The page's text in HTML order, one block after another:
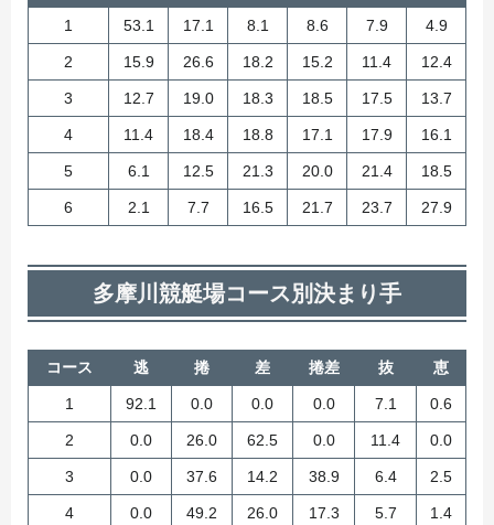
1 53.1 17.1 8.1 8.6 7.9 4.9
2 15.9 26.6 18.2 15.2 11.4 12.4
3 12.7 19.0 18.3 18.5 17.5 13.7
4 11.4 18.4 18.8 17.1 17.9 16.1
5 6.1 12.5 21.3 20.0 21.4 18.5
6 2.1 7.7 16.5 21.7 23.7 27.9
多摩川競艇場コース別決まり手
コース 逃 捲 差 捲差 抜 恵
1 92.1 0.0 0.0 0.0 7.1 0.6
2 0.0 26.0 62.5 0.0 11.4 0.0
3 0.0 37.6 14.2 38.9 6.4 2.5
4 0.0 49.2 26.0 17.3 5.7 1.4